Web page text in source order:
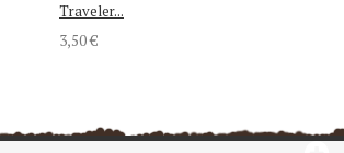
Traveler...
3,50 €